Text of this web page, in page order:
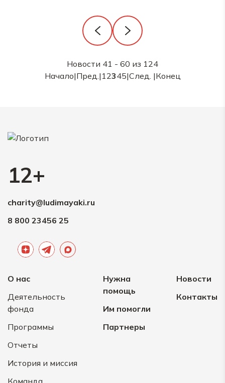
Новости 41 - 60 из 124
Начало|Пред.| 12345|След. |Конец
12+
charity@ludimayaki.ru
8 800 23456 25
О нас
Деятельность
фонда
Программы
Отчеты
История и миссия
Нужна
помощь
Им помогли
Партнеры
Новости
Контакты